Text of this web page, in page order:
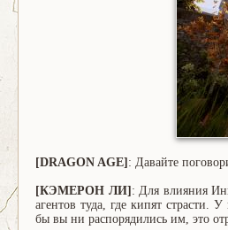
[DRAGON AGE] : Давайте
[КЭМЕРОН ЛИ] : Для влияния
агентов туда, где кипят страсти.
бы вы ни распорядились им, это